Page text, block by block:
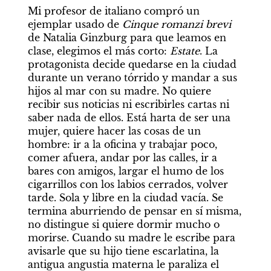
Mi profesor de italiano compró un
ejemplar usado de
Cinque romanzi brevi
de Natalia Ginzburg para que leamos en
clase, elegimos el más corto: Estate. La
protagonista decide quedarse en la ciudad
durante un verano tórrido y mandar a sus
hijos al mar con su madre. No quiere
recibir sus noticias ni escribirles cartas ni
saber nada de ellos. Está harta de ser una
mujer, quiere hacer las cosas de un
hombre: ir a la oficina y trabajar poco,
comer afuera, andar por las calles, ir a
bares con amigos, largar el humo de los
cigarrillos con los labios cerrados, volver
tarde. Sola y libre en la ciudad vacía. Se
termina aburriendo de pensar en sí misma,
no distingue si quiere dormir mucho o
morirse. Cuando su madre le escribe para
avisarle que su hijo tiene escarlatina, la
antigua angustia materna le paraliza el